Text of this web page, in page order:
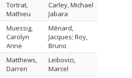
Tortrat,
Mathieu
Carley, Michael
Jabara
Muessig,
Carolyn
Anne
Ménard,
Jacques; Roy,
Bruno
Matthews,
Darren
Leibovici,
Marcel